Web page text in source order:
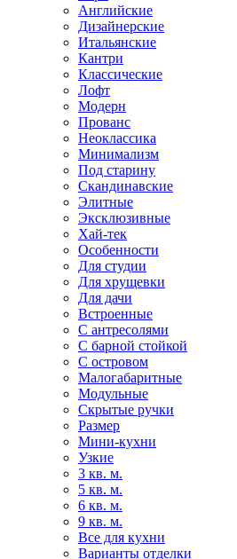
Английские
Дизайнерские
Итальянские
Кантри
Классические
Лофт
Модерн
Прованс
Неоклассика
Минимализм
Под старину
Скандинавские
Элитные
Эксклюзивные
Хай-тек
Особенности
Для студии
Для хрущевки
Для дачи
Встроенные
С антресолями
С барной стойкой
С островом
Малогабаритные
Модульные
Скрытые ручки
Размер
Мини-кухни
Узкие
3 кв. м.
5 кв. м.
6 кв. м.
9 кв. м.
Все для кухни
Варианты отделки